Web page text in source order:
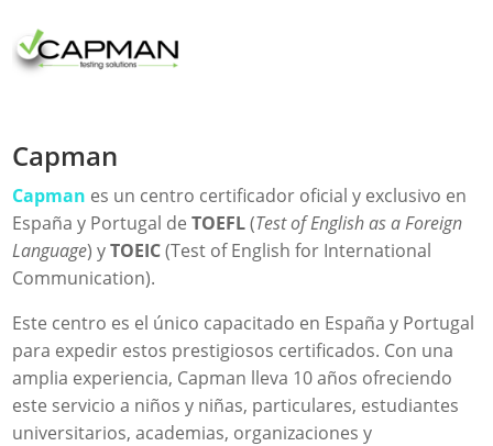
Capman
Capman es un centro certificador oficial y exclusivo en
España y Portugal deTOEFL(Test of English as a Foreign
Language) yTOEIC(Test of English for International
Communication).
Este centro es el único capacitado en España y Portugal
para expedir estos prestigiosos certificados. Con una
amplia experiencia, Capman lleva 10 años ofreciendo
este servicio a niños y niñas, particulares, estudiantes
universitarios, academias, organizaciones y